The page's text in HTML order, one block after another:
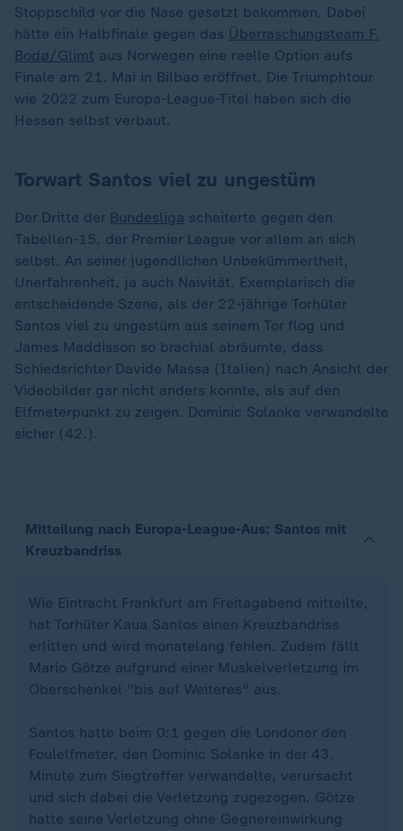
Stoppschild vor die Nase gesetzt bekommen. Dabei
hätte ein Halbfinale gegen das Überraschungsteam F.
Bodø/Glimt aus Norwegen eine reelle Option aufs
Finale am 21. Mai in Bilbao eröffnet. Die Triumphtour
wie 2022 zum Europa-League-Titel haben sich die
Hessen selbst verbaut.
Torwart Santos viel zu ungestüm
Der Dritte der Bundesliga scheiterte gegen den
Tabellen-15. der Premier League vor allem an sich
selbst. An seiner jugendlichen Unbekümmertheit,
Unerfahrenheit, ja auch Naivität. Exemplarisch die
entscheidende Szene, als der 22-jährige Torhüter
Santos viel zu ungestüm aus seinem Tor flog und
James Maddisson so brachial abräumte, dass
Schiedsrichter Davide Massa (Italien) nach Ansicht der
Videobilder gar nicht anders konnte, als auf den
Elfmeterpunkt zu zeigen. Dominic Solanke verwandelte
sicher (42.).
Mitteilung nach Europa-League-Aus: Santos mit
Kreuzbandriss
Wie Eintracht Frankfurt am Freitagabend mitteilte,
hat Torhüter Kaua Santos einen Kreuzbandriss
erlitten und wird monatelang fehlen. Zudem fällt
Mario Götze aufgrund einer Muskelverletzung im
Oberschenkel "bis auf Weiteres" aus.
Santos hatte beim 0:1 gegen die Londoner den
Foulelfmeter, den Dominic Solanke in der 43.
Minute zum Siegtreffer verwandelte, verursacht
und sich dabei die Verletzung zugezogen. Götze
hatte seine Verletzung ohne Gegnereinwirkung